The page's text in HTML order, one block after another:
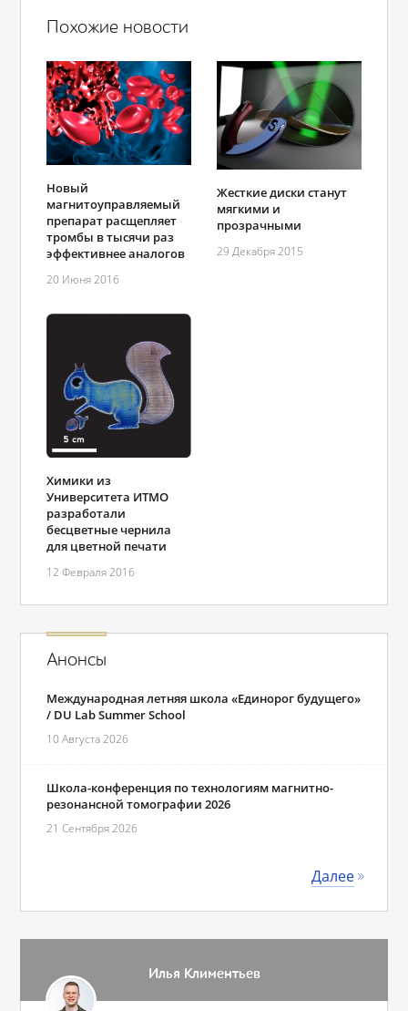
Похожие новости
Новый
магнитоуправляемый
препарат расщепляет
тромбы в тысячи раз
эффективнее аналогов
20 Июня 2016
Жесткие диски станут
мягкими и
прозрачными
29 Декабря 2015
Химики из
Университета ИТМО
разработали
бесцветные чернила
для цветной печати
12 Февраля 2016
Анонсы
Международная летняя школа «Единорог будущего»
/ DU Lab Summer School
10 Августа 2026
Школа-конференция по технологиям магнитно-
резонансной томографии 2026
21 Сентября 2026
Далее
Илья Климентьев